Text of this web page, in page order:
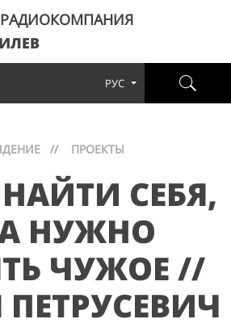
РУС
// ПРОЕКТЫ
СЕБЯ,
НУЖНО
ЧУЖОЕ //
ПЕТРУСЕВИЧ